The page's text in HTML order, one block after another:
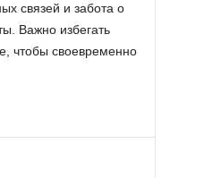
связей и забота о
Важно избегать
чтобы своевременно